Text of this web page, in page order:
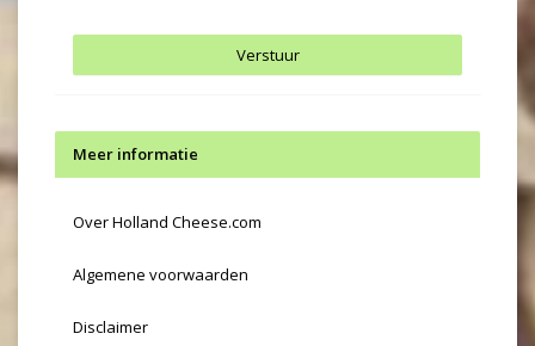
Verstuur
Meer informatie
Over Holland Cheese.com
Algemene voorwaarden
Disclaimer